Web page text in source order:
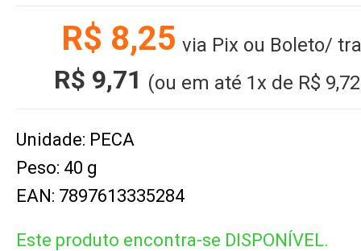
R$ 8,25 via Pix ou Boleto/
R$ 9,71 (ou em até 1x de R$ 9,72
Unidade: PECA
Peso: 40 g
EAN: 7897613335284
Este produto encontra-se DISPONÍVEL.